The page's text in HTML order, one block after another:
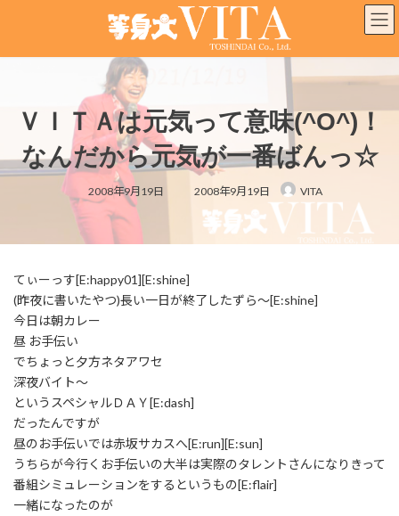
ン
プ
ー
動
ＶＩＴＡは元気って意味(^O^)！
なんだから元気が一番ばんっ☆
2008年9月19日
終
新
日
:
2008年9月19日 VITA
てぃーっす[E:happy01][E:shine]
(昨夜に書いたやつ)長い一日が終了したずら～[E:shine]
今日は朝カレー
昼 お手伝い
でちょっと夕方ネタアワセ
深夜バイト～
というスペシャルＤＡＹ[E:dash]
だったんですが
昼のお手伝いでは赤坂サカスへ[E:run][E:sun]
うちらが今行くお手伝いの大半は実際のタレントさんになりきって
番組シミュレーションをするというもの[E:flair]
一緒になったのが